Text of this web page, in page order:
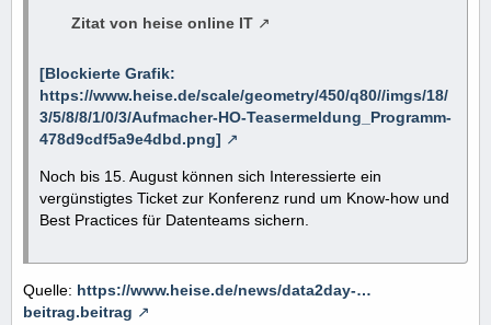
Zitat von heise online IT
[Blockierte Grafik:
https://www.heise.de/scale/geometry/450/q80//imgs/18/
3/5/8/8/1/0/3/Aufmacher-HO-Teasermeldung_Programm-
478d9cdf5a9e4dbd.png]
Noch bis 15. August können sich Interessierte ein
vergünstigtes Ticket zur Konferenz rund um Know-how und
Best Practices für Datenteams sichern.
Quelle: https://www.heise.de/news/data2day-…
beitrag.beitrag